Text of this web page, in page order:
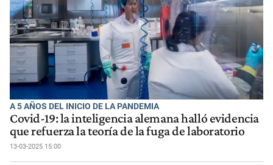
A 5 AÑOS DEL INICIO DE LA PANDEMIA
Covid-19: la inteligencia alemana halló evidencia
que refuerza la teoría de la fuga de laboratorio
13-03-2025 15:00